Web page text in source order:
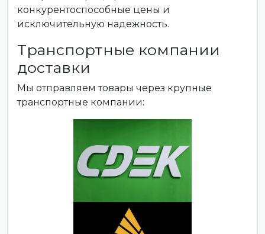
конкурентоспособные цены и
исключительную надежность.
Транспортные компании
доставки
Мы отправляем товары через крупные
транспортные компании: